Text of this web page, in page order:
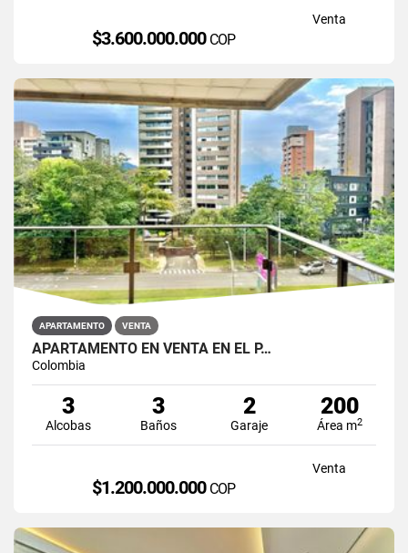
Venta
$3.600.000.000 COP
APARTAMENTO VENTA
APARTAMENTO EN VENTA EN EL P…
Colombia
3
Alcobas
3
Baños
2
Garaje
200
Área m2
Venta
$1.200.000.000 COP